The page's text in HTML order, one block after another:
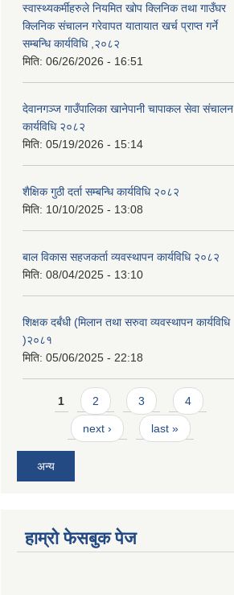
स्वास्थ्यकर्मीहरुले नियमित खोप क्लिनिक तथा गाउँघर
क्लिनिक संचालन गरेवापत यातायात खर्च प्राप्त गर्ने
सम्बन्धि कार्यविधि ,२०८२
मिति: 06/26/2026 - 16:51
देवानगञ्ज गाउँपालिका खानेपानी चापाकल सेवा संचालन
कार्यविधि २०८२
मिति: 05/19/2026 - 15:14
शैक्षिक गुठी दर्ता सम्बन्धि कार्यविधि २०८२
मिति: 10/10/2025 - 13:08
बाल विकास सहजकर्ता व्यवस्थापन कार्यविधि २०८२
मिति: 08/04/2025 - 13:10
शिक्षक दर्बंधी (मिलान तथा सरुवा व्यवस्थापन कार्यविधि
)२०८१
मिति: 05/06/2025 - 22:18
Pages
1 2 3 4
next › last »
अन्य
हाम्रो फेसबुक पेज